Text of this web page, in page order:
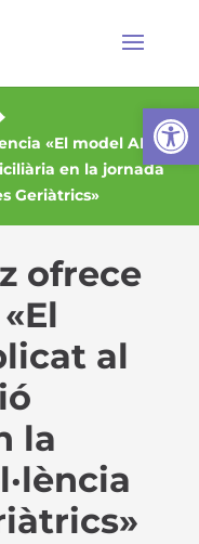
«El model AICP
en la jornada
Geriàtrics»
ofrece
al
la